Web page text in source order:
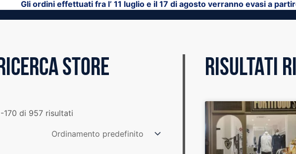
Gli ordini effettuati fra l’ 11 luglio e il 17 di agosto verranno evasi a
STORE
170 di 957 risultati
RISULTATI
PaginaPaginaPagina
PaginaPagina